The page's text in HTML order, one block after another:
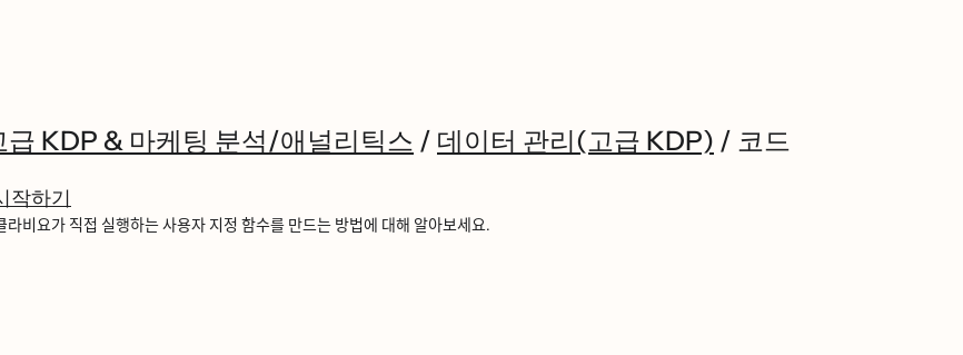
급 KDP & 마케팅 분석/애널리틱스 / 데이터 관리(고급 KDP) / 코드
작하기
직접 실행하는 사용자 지정 함수를 만드는 방법에 대해 알아보세요.